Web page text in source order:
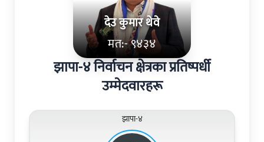
देउ कुमार थेवे
मत:- ९४३४
झापा-४ निर्वाचन क्षेत्रका प्रतिष्पर्धी
उम्मेदवारहरू
झापा-४